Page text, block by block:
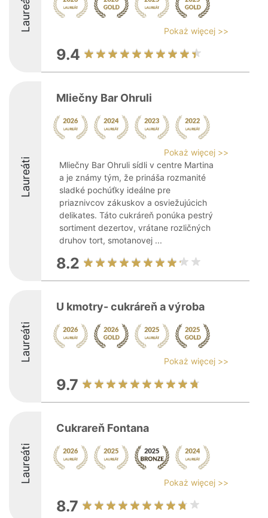
Laureáti Pokaż więcej >>
9.4
Laureáti
Mliečny Bar Ohruli
Pokaż więcej >>
Mliečny Bar Ohruli sídli v centre Martina
a je známy tým, že prináša rozmanité
sladké pochúťky ideálne pre
priaznivcov zákuskov a osviežujúcich
delikates. Táto cukráreň ponúka pestrý
sortiment dezertov, vrátane rozličných
druhov tort, smotanovej ...
8.2
Laureáti
U kmotry- cukráreň a výroba
Pokaż więcej >>
9.7
Laureáti
Cukrareň Fontana
Pokaż więcej >>
8.7